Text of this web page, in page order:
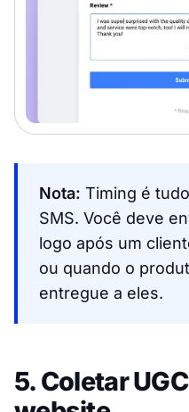
Nota: Timing é
SMS. Você deve
logo após um
ou quando o
entregue a eles.
5. Coletar